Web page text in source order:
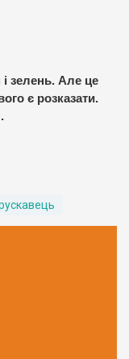
зелень. Але це
є розказати.